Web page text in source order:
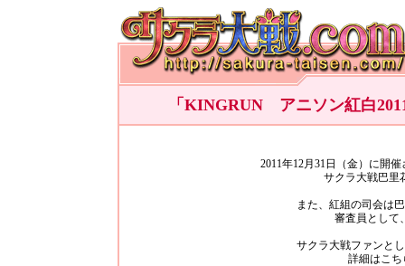
「KINGRUN アニソン紅白
2011年12月31日（金）に開
サクラ大戦巴里
また、紅組の司会は
審査員として
サクラ大戦ファンと
詳細はこ